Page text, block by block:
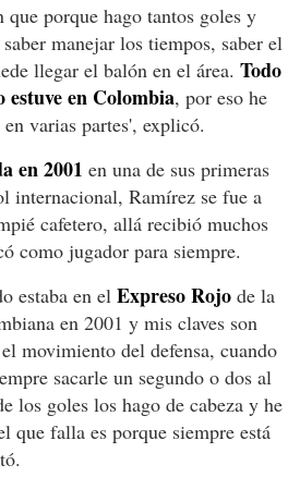
que porque hago tantos goles y
manejar los tiempos, saber el
llegar el balón en el área. Todo
en Colombia, por eso he
varias partes', explicó.
en 2001 en una de sus primeras
internacional, Ramírez se fue a
cafetero, allá recibió muchos
como jugador para siempre.
estaba en el Expreso Rojo de la
en 2001 y mis claves son
movimiento del defensa, cuando
sacarle un segundo o dos al
los goles los hago de cabeza y he
que falla es porque siempre está